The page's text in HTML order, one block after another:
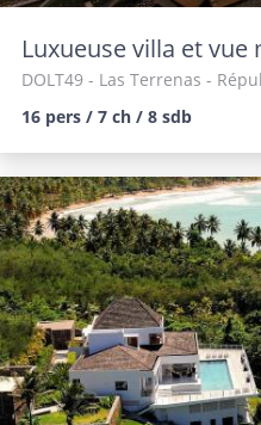
Luxueuse villa et
DOLT49- Las Terrenas -
16 pers / 7 ch / 8 sdb